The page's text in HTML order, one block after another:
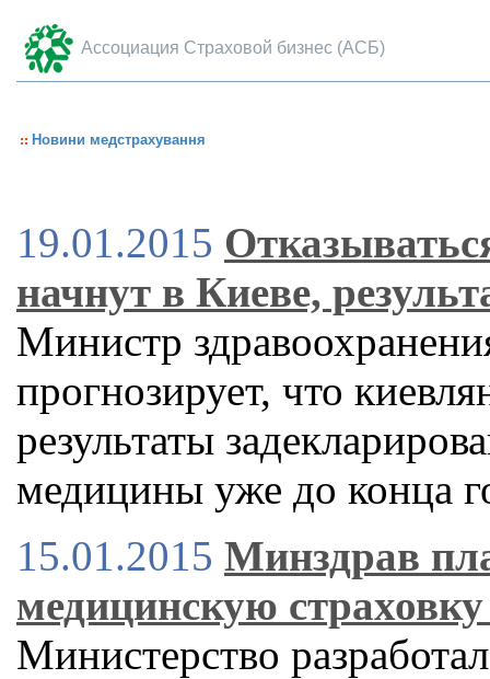
Ассоциация Страховой бизнес (АСБ)
Новини медстрахування
19.01.2015
начнут в Киеве,
Министр
прогнозирует, что
результаты
медицины уже до конца
15.01.2015 Минздрав
медицинскую страховку
Министерство